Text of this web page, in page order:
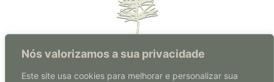
Nós valorizamos a sua privacidade
Este site usa cookies para melhorar e personalizar sua